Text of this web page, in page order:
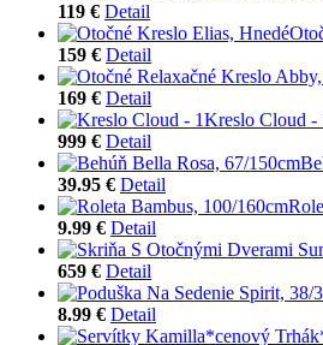
119 € Detail
159 € Detail
169 € Detail
Kreslo Cloud -
999 € Detail
39.95 € Detail
9.99 € Detail
659 € Detail
8.99 € Detail